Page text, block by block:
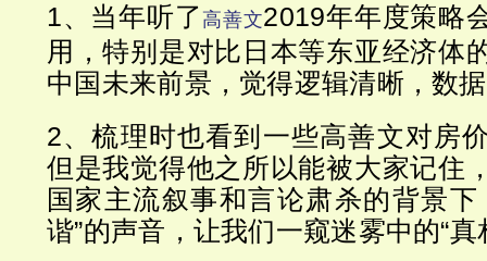
1、当年听了 高善文2019年年度策略
用，特别是对比日本等东亚经济体
中国未来前景，觉得逻辑清晰，数
2、梳理时也看到一些高善文对房
但是我觉得他之所以能被大家记住
国家主流叙事和言论肃杀的背景下
谐”的声音，让我们一窥迷雾中的“真